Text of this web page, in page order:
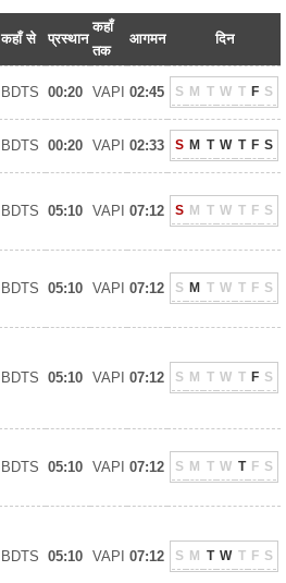
कहाँ से प्रस्थान
कहाँ
तक
आगमन दिन
BDTS 00:20 VAPI 02:45 S M T W T F S
BDTS 00:20 VAPI 02:33 S M T W T F S
BDTS 05:10 VAPI 07:12 S M T W T F S
BDTS 05:10 VAPI 07:12 S M T W T F S
BDTS 05:10 VAPI 07:12 S M T W T F S
BDTS 05:10 VAPI 07:12 S M T W T F S
BDTS 05:10 VAPI 07:12 S M T W T F S